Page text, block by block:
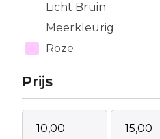
Licht Bruin
Meerkleurig
Roze
Prijs